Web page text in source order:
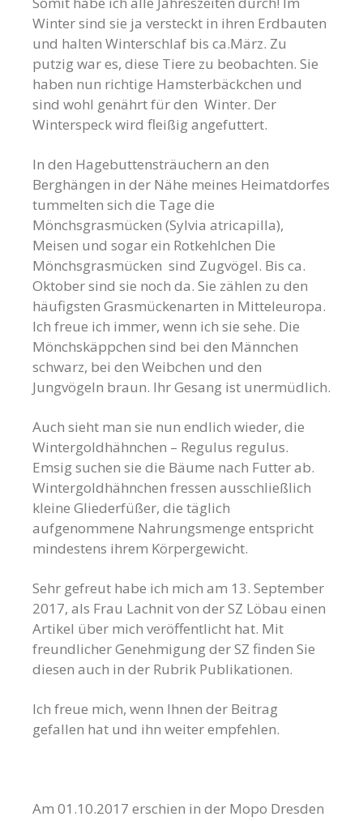
Winter sind sie ja versteckt in ihren Erdbauten
und halten Winterschlaf bis ca.März. Zu
putzig war es, diese Tiere zu beobachten. Sie
haben nun richtige Hamsterbäckchen und
sind wohl genährt für den Winter. Der
Winterspeck wird fleißig angefuttert.
In den Hagebuttensträuchern an den
Berghängen in der Nähe meines Heimatdorfes
tummelten sich die Tage die
Mönchsgrasmücken (Sylvia atricapilla),
Meisen und sogar ein Rotkehlchen Die
Mönchsgrasmücken sind Zugvögel. Bis ca.
Oktober sind sie noch da. Sie zählen zu den
häufigsten Grasmückenarten in Mitteleuropa.
Ich freue ich immer, wenn ich sie sehe. Die
Mönchskäppchen sind bei den Männchen
schwarz, bei den Weibchen und den
Jungvögeln braun. Ihr Gesang ist unermüdlich.
Auch sieht man sie nun endlich wieder, die
Wintergoldhähnchen – Regulus regulus.
Emsig suchen sie die Bäume nach Futter ab.
Wintergoldhähnchen fressen ausschließlich
kleine Gliederfüßer, die täglich
aufgenommene Nahrungsmenge entspricht
mindestens ihrem Körpergewicht.
Sehr gefreut habe ich mich am 13. September
2017, als Frau Lachnit von der SZ Löbau einen
Artikel über mich veröffentlicht hat. Mit
freundlicher Genehmigung der SZ finden Sie
diesen auch in der Rubrik Publikationen.
Ich freue mich, wenn Ihnen der Beitrag
gefallen hat und ihn weiter empfehlen.
Am 01.10.2017 erschien in der Mopo Dresden